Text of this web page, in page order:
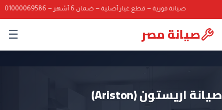
صيانة فورية — قطع غيار أصلية — ضمان 6 أشهر — 01000069586
صيانة مصر ☰
صيانة اريستون (Ariston)